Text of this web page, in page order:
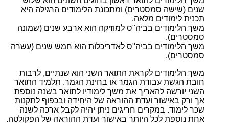
שנים (שישה סמסטרים) ומתכונת הלימודים הרגילה היא
תכנית לימודים מלאה.
משך הלימודים בביה"ס למוזיקה הוא ארבע שנים (שמונה
סמסטרים).
משך הלימודים בביה"ס לאדריכלות הוא חמש שנים (עשרה
סמסטרים).
משך הלימודים לקראת התואר השני הוא שנתיים, לרבות
חובת הגשת עבודת הגמר או בחינת הגמר. תלמיד התואר
השני יורשה להאריך את משך לימודיו לתואר בשנה נוספת
אך ורק באישור ועדת ההוראה של היחידה ובכפוף לתקנות
שכר לימוד. במקרים חריגים ניתן יהיה לקבל ארכה לשנה
אחת נוספת לכל היותר באישור ועדת ההוראה של הפקולטה.